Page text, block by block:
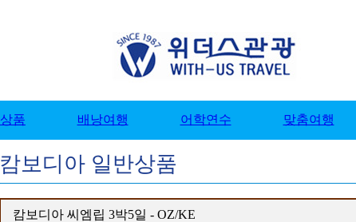
캄보디아 일반상품
캄보디아 씨엠립 3박5일 - OZ/KE